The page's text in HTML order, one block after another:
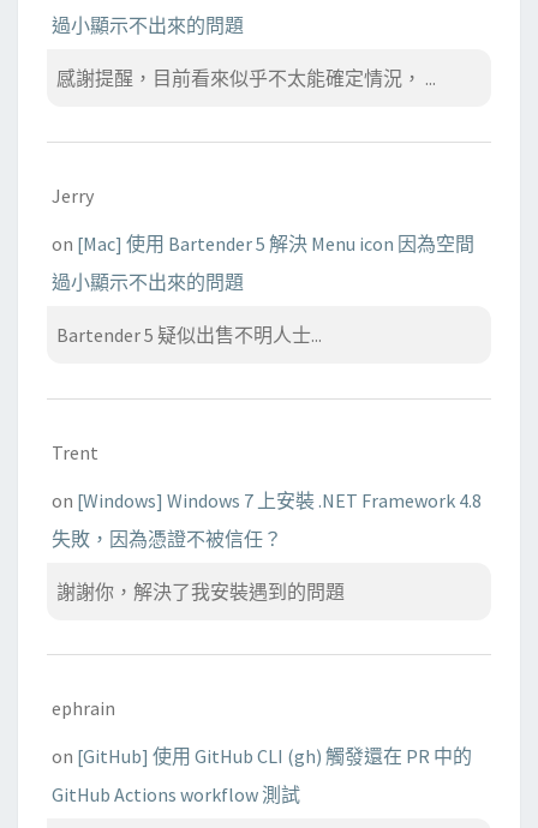
過小顯示不出來的問題
感謝提醒，目前看來似乎不太能確定情況， ...
Jerry
on [Mac] 使用 Bartender 5 解決 Menu icon 因為空間
過小顯示不出來的問題
Bartender 5 疑似出售不明人士...
Trent
on [Windows] Windows 7 上安裝 .NET Framework 4.8
失敗，因為憑證不被信任？
謝謝你，解決了我安裝遇到的問題
ephrain
on [GitHub] 使用 GitHub CLI (gh) 觸發還在 PR 中的
GitHub Actions workflow 測試